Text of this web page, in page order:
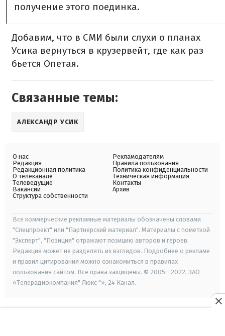
получение этого поединка.
Добавим, что в СМИ были слухи о планах
Усика вернуться в крузервейт, где как раз
бьется Опетая.
Связанные темы:
АЛЕКСАНДР УСИК
О нас
Редакция
Редакционная политика
О телеканале
Телеведущие
Вакансии
Структура собственности
Рекламодателям
Правила пользования
Политика конфиденциальности
Техническая информация
Контакты
Архив
Все коммерческие рекламные материалы обозначены словами
"Спецпроект" или "Партнерский материал". Материалы с пометкой
"Эксперт", "Позиция" отражают позицию авторов и героев.
Редакция может не разделять их взглядов. Подробнее о рекламе
и правил цитирования можно ознакомиться в правилах
пользования сайтом. Все права защищены. © 2005—2022, ЗАО
«Телерадиокомпания" Люкс "», 24 Канал.